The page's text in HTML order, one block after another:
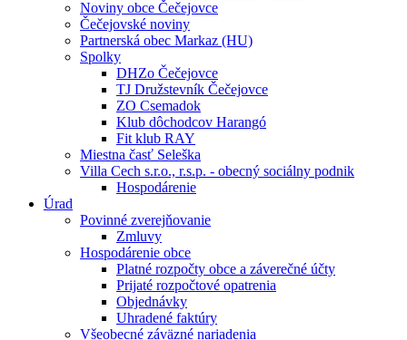
Noviny obce Čečejovce
Čečejovské noviny
Partnerská obec Markaz (HU)
Spolky
DHZo Čečejovce
TJ Družstevník Čečejovce
ZO Csemadok
Klub dôchodcov Harangó
Fit klub RAY
Miestna časť Seleška
Villa Cech s.r.o., r.s.p. - obecný sociálny podnik
Hospodárenie
Úrad
Povinné zverejňovanie
Zmluvy
Hospodárenie obce
Platné rozpočty obce a záverečné účty
Prijaté rozpočtové opatrenia
Objednávky
Uhradené faktúry
Všeobecné záväzné nariadenia